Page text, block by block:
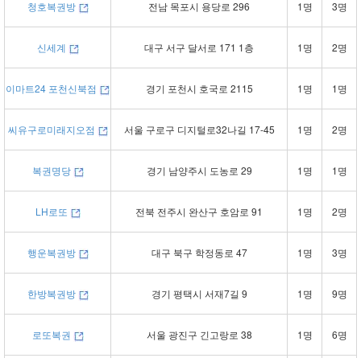
청호복권방 전남 목포시 용당로 296 1명 3명
신세계 대구 서구 달서로 171 1층 1명 2명
이마트24 포천신북점 경기 포천시 호국로 2115 1명 1명
씨유구로미래지오점 서울 구로구 디지털로32나길 17-45 1명 2명
복권명당 경기 남양주시 도농로 29 1명 1명
LH로또 전북 전주시 완산구 호암로 91 1명 2명
행운복권방 대구 북구 학정동로 47 1명 3명
한방복권방 경기 평택시 서재7길 9 1명 9명
로또복권 서울 광진구 긴고랑로 38 1명 6명